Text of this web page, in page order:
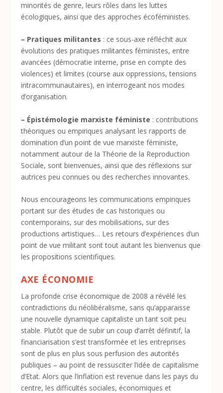
minorités de genre, leurs rôles dans les luttes
écologiques, ainsi que des approches écoféministes.
– Pratiques militantes : ce sous-axe réfléchit aux
évolutions des pratiques militantes féministes, entre
avancées (démocratie interne, prise en compte des
violences) et limites (course aux oppressions, tensions
intracommunautaires), en interrogeant nos modes
d’organisation.
– Épistémologie marxiste féministe : contributions
théoriques ou empiriques analysant les rapports de
domination d’un point de vue marxiste féministe,
notamment autour de la Théorie de la Reproduction
Sociale, sont bienvenues, ainsi que des réflexions sur
autrices peu connues ou des recherches innovantes.
Nous encourageons les communications empiriques
portant sur des études de cas historiques ou
contemporains, sur des mobilisations, sur des
productions artistiques… Les retours d’expériences d’un
point de vue militant sont tout autant les bienvenus que
les propositions scientifiques.
AXE ÉCONOMIE
La profonde crise économique de 2008 a révélé les
contradictions du néolibéralisme, sans qu’apparaisse
une nouvelle dynamique capitaliste un tant soit peu
stable. Plutôt que de subir un coup d’arrêt définitif, la
financiarisation s’est transformée et les entreprises
sont de plus en plus sous perfusion des autorités
publiques – au point de ressusciter l’idée de capitalisme
d’Etat. Alors que l’inflation est revenue dans les pays du
centre, les difficultés sociales, économiques et